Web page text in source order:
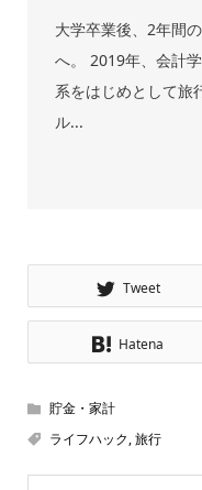
大学卒業後、2年間
へ。 2019年、会計
系をはじめとして旅
ル...
Tweet
Hatena
貯金・家計
ライフハック,旅行